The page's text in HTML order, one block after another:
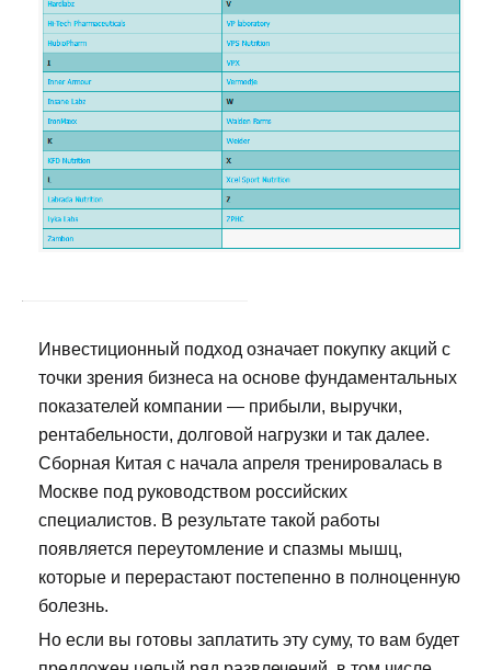
Инвестиционный подход означает покупку акций с
точки зрения бизнеса на основе фундаментальных
показателей компании — прибыли, выручки,
рентабельности, долговой нагрузки и так далее.
Сборная Китая с начала апреля тренировалась в
Москве под руководством российских
специалистов. В результате такой работы
появляется переутомление и спазмы мышц,
которые и перерастают постепенно в полноценную
болезнь.
Но если вы готовы заплатить эту суму, то вам будет